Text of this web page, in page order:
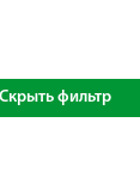
Скрыть фильтр